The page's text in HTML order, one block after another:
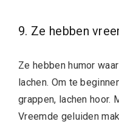
9. Ze hebben
Ze hebben humor
lachen. Om te
grappen, lachen hoor.
Vreemde geluiden